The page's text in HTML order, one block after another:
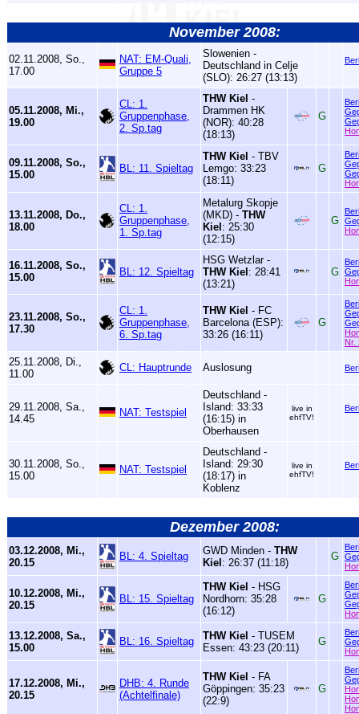
November 2008:
02.11.2008, So.,
17.00
NAT: EM-Quali,
Gruppe 5
Slowenien -
Deutschland in Celje
(SLO): 26:27 (13:13)
05.11.2008, Mi.,
19.00
CL: 1.
Gruppenphase,
2. Sp.tag
THW Kiel -
Drammen HK
(NOR): 40:28
(18:13)
G
09.11.2008, So.,
15.00
BL: 11. Spieltag
THW Kiel - TBV
Lemgo: 33:23
(18:11)
G
13.11.2008, Do.,
18.00
CL: 1.
Gruppenphase,
1. Sp.tag
Metalurg Skopje
(MKD) - THW
Kiel : 25:30
(12:15)
G
16.11.2008, So.,
15.00
BL: 12. Spieltag
HSG Wetzlar -
THW Kiel : 28:41
(13:21)
G
23.11.2008, So.,
17.30
CL: 1.
Gruppenphase,
6. Sp.tag
THW Kiel - FC
Barcelona (ESP):
33:26 (16:11)
G
Nr.
25.11.2008, Di.,
11.00
CL: Hauptrunde Auslosung
29.11.2008, Sa.,
14.45
NAT: Testspiel
Deutschland -
Island: 33:33
(16:15) in
Oberhausen
live in
ehfTV!
30.11.2008, So.,
15.00
NAT: Testspiel
Deutschland -
Island: 29:30
(18:17) in
Koblenz
live in
ehfTV!
Dezember 2008:
03.12.2008, Mi.,
20.15
BL: 4. Spieltag GWD Minden - THW
Kiel : 26:37 (11:18)
G
10.12.2008, Mi.,
20.15
BL: 15. Spieltag
THW Kiel - HSG
Nordhorn: 35:28
(16:12)
G
13.12.2008, Sa.,
15.00
BL: 16. Spieltag THW Kiel - TUSEM
Essen: 43:23 (20:11)
G
17.12.2008, Mi.,
20.15
DHB: 4. Runde
(Achtelfinale)
THW Kiel - FA
Göppingen: 35:23
(22:9)
G